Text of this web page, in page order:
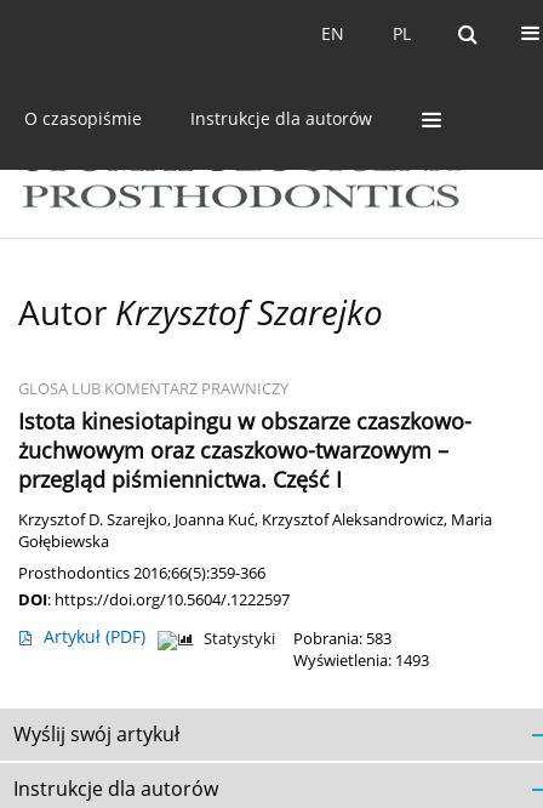
PL
EN PL
EN
O czasopiśmie Instrukcje dla autorów
Autor Krzysztof Szarejko
GLOSA LUB KOMENTARZ PRAWNICZY
Istota kinesiotapingu w obszarze czaszkowo-
żuchwowym oraz czaszkowo-twarzowym –
przegląd piśmiennictwa. Część I
Krzysztof D. Szarejko, Joanna Kuć, Krzysztof Aleksandrowicz, Maria
Gołębiewska
Prosthodontics 2016;66(5):359-366
DOI: https://doi.org/10.5604/.1222597
Artykuł (PDF) Statystyki
Pobrania: 583
Wyświetlenia: 1493
Wyślij swój artykuł
Instrukcje dla autorów